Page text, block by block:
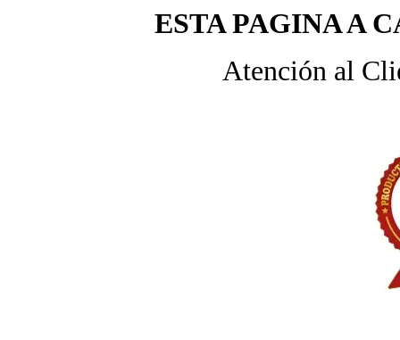
ESTA PAGINA A
Atención al